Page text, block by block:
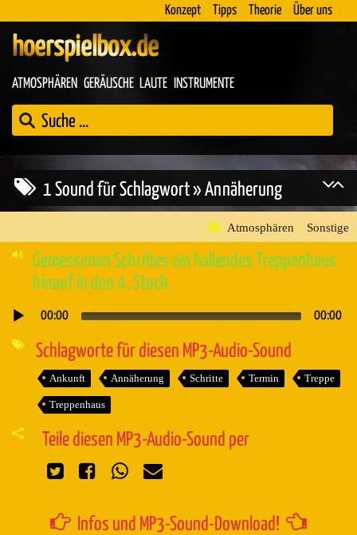
Konzept Tipps Theorie Über uns
hoerspielbox.de
ATMOSPHÄREN GERÄUSCHE LAUTE INSTRUMENTE
1 Sound für Schlagwort » Annäherung
Atmosphären » Sonstige
Gemessenen Schrittes ein hallendes Treppenhaus
hinauf in den 4. Stock
Audio-
00:00 00:00
Schlagworte für diesen MP3-Audio-Sound
Ankunft Annäherung Schritte Termin Treppe
Treppenhaus
Teile diesen MP3-Audio-Sound per
Infos und MP3-Sound-Download!